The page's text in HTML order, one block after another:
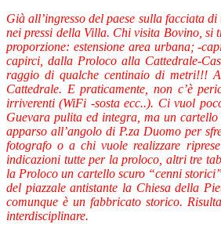
Già all’ingresso del paese sulla facciata
nei pressi della Villa. Chi visita Bovino, si
proporzione: estensione area urbana; -
capirci, dalla Proloco alla Cattedrale-
raggio di qualche centinaio di metri!!!
Cattedrale. E praticamente, non c’è
irriverenti (WiFi -sosta ecc..). Ci vuol
Guevara pulita ed integra, ma un
apparso all’angolo di P.za Duomo per
fotografo o a chi vuole realizzare
indicazioni tutte per la proloco, altri tre
la Proloco un cartello scuro “cenni
del piazzale antistante la Chiesa della
comunque è un fabbricato storico.
interdisciplinare.